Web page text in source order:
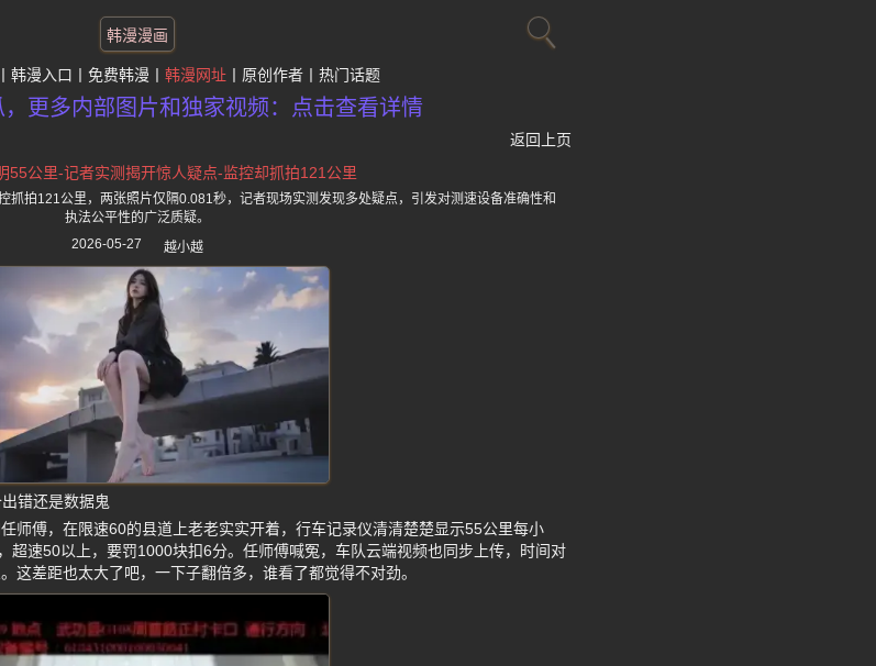
韩漫漫画
韩漫入口 免费韩漫 韩漫网址 原创作者 热门话题
更多内部图片和独家视频：点击查看详情
返回上页
55公里-记者实测揭开惊人疑点-监控却抓拍121公里
抓拍121公里，两张照片仅隔0.081秒，记者现场实测发现多处疑点，引发对测速设备准确性和
执法公平性的广泛质疑。
2026-05-27
越小越
错还是数据鬼
师傅，在限速60的县道上老老实实开着，行车记录仪清清楚楚显示55公里每小
超速50以上，要罚1000块扣6分。任师傅喊冤，车队云端视频也同步上传，时间对
这差距也太大了吧，一下子翻倍多，谁看了都觉得不对劲。